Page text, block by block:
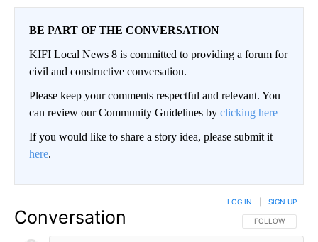
BE PART OF THE CONVERSATION
KIFI Local News 8 is committed to providing a forum for
civil and constructive conversation.
Please keep your comments respectful and relevant. You
can review our Community Guidelines by clicking here
If you would like to share a story idea, please submit it
here.
Conversation FOLLOW THIS
FOLLOW
LOG IN SIGN UP